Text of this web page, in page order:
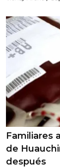
Familiares
de
después